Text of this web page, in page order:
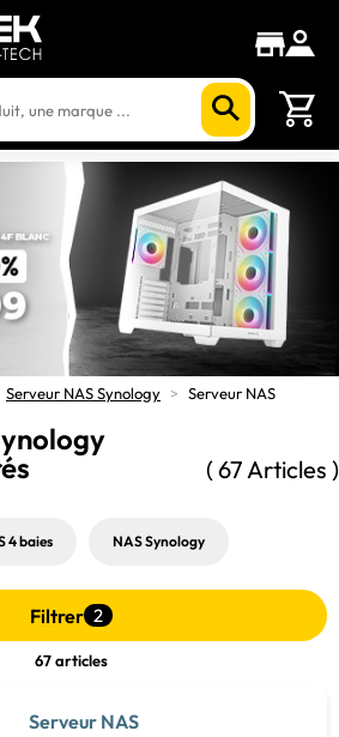
Serveur NAS Synology > Serveur NAS
( 67 Articles )
4 baies NAS Synology
Filtrer 2
67 articles
Serveur NAS